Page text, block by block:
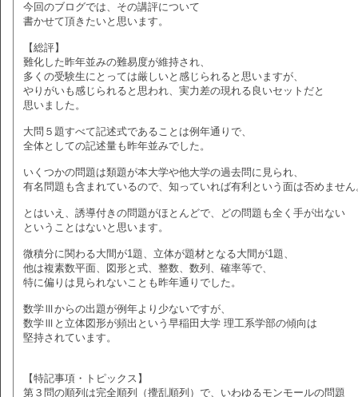
今回のブログでは、その講評について
書かせて頂きたいと思います。
【総評】
難化した昨年並みの難易度が維持され、
多くの受験生にとっては厳しいと感じられると思いますが、
やりがいも感じられると思われ、実力差の現れる良いセットだと
思いました。
大問５題すべて記述式であることは例年通りで、
全体としての記述量も昨年並みでした。
いくつかの問題は類題が本大学や他大学の過去問に見られ、
有名問題も含まれているので、知っていれば有利という面は否めません
とはいえ、誘導付きの問題がほとんどで、どの問題も全く手が出ない
ということはないと思います。
微積分に関わる大間が1題、立体が題材となる大間が1題、
他は複素数平面、図形と式、整数、数列、確率等で、
特に偏りは見られないことも昨年通りでした。
数学Ⅲからの出題が例年より少ないですが、
数学Ⅲと立体図形が頻出という早稲田大学 理工系学部の傾向は
堅持されています。
【特記事項・トピックス】
第３問の順列は完全順列（攪乱順列）で、いわゆるモンモールの問題